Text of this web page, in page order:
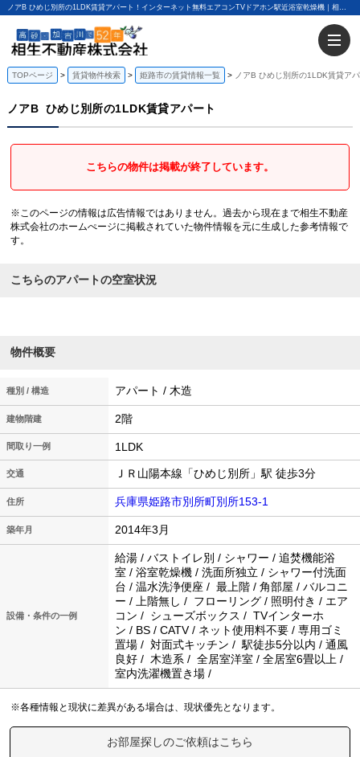
ノアB ひめじ別所の1LDK賃貸アパート！インターネット無料エアコンTVドアホン駅近浴室乾燥機｜相生不動産株式会社
TOPページ 賃貸物件検索 姫路市の賃貸情報一覧 ノアB ひめじ別所の1LDK賃貸ア
ノアB ひめじ別所の1LDK賃貸アパート
こちらの物件は掲載が終了しています。
※このページの情報は広告情報ではありません。過去から現在まで相生不動産
株式会社のホームぺージに掲載されていた物件情報を元に生成した参考情報で
す。
こちらのアパートの空室状況
物件概要
種別 / 構造 アパート / 木造
建物階建 2階
間取り一例 1LDK
交通 ＪＲ山陽本線「ひめじ別所」駅 徒歩3分
住所 兵庫県姫路市別所町別所153-1
築年月 2014年3月
設備・条件の一例
給湯 / バストイレ別 / シャワー / 追焚機能浴
室 / 浴室乾燥機 / 洗面所独立 / シャワー付洗面
台 / 温水洗浄便座 / 最上階 / 角部屋 / バルコニ
ー / 上階無し / フローリング / 照明付き / エア
コン / シューズボックス / TVインターホ
ン / BS / CATV / ネット使用料不要 / 専用ゴミ
置場 / 対面式キッチン / 駅徒歩5分以内 / 通風
良好 / 木造系 / 全居室洋室 / 全居室6畳以上 /
室内洗濯機置き場 /
※各種情報と現状に差異がある場合は、現状優先となります。
お部屋探しのご依頼はこちら